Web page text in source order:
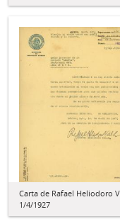
Carta de Rafael Heliodoro
1/4/1927